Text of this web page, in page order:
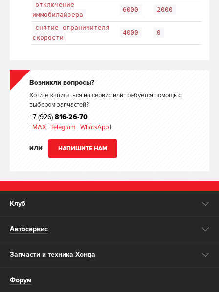
отключение
иммобилайзера
6000 2000
снятие ограничителя
скорости
4000 0
Возникли вопросы?
Хотите записаться на сервис или требуется помощь с
выбором запчастей?
+7 (926) 816-26-70
| MAX | Telegram | WhatsApp |
ИЛИ НАПИШИТЕ НАМ
Клуб
Автосервис
Запчасти и техника Хонда
Форум